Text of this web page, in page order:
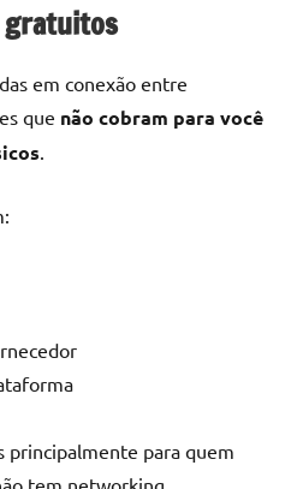
gratuitos
em conexão entre
que não cobram para você
.
principalmente para quem